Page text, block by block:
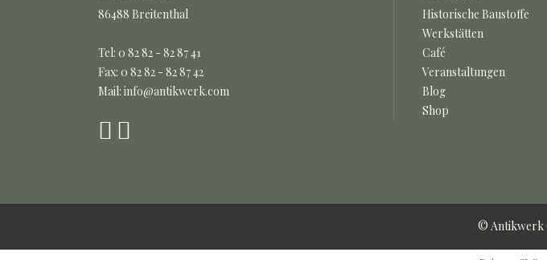
86488 Breitenthal
Tel: 0 82 82 - 82 87 41
Fax: 0 82 82 - 82 87 42
Mail: info@antikwerk.com
Historische Baustoffe
Werkstätten
Café
Veranstaltungen
Blog
Shop
© Antikwerk